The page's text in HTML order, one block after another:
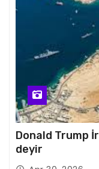
Donald Trump
deyir